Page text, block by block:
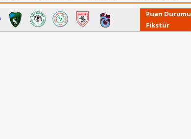
Puan Durumu
Fikstür